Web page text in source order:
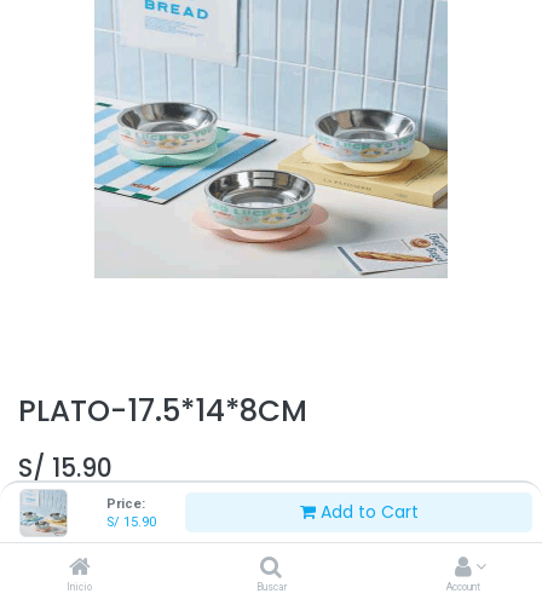
Price:
S/ 15.90 Add to Cart
Inicio Buscar Account
PLATO-17.5*14*8CM
S/ 15.90